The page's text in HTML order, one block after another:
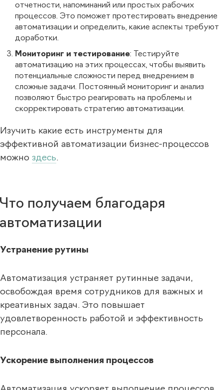
отчетности, напоминаний или простых рабочих
процессов. Это поможет протестировать внедрение
автоматизации и определить, какие аспекты требуют
доработки.
Мониторинг и тестирование: Тестируйте
автоматизацию на этих процессах, чтобы выявить
потенциальные сложности перед внедрением в
сложные задачи. Постоянный мониторинг и анализ
позволяют быстро реагировать на проблемы и
скорректировать стратегию автоматизации.
Изучить какие есть инструменты для
эффективной автоматизации бизнес-процессов
можно здесь.
Что получаем благодаря
автоматизации
Устранение рутины
Автоматизация устраняет рутинные задачи,
освобождая время сотрудников для важных и
креативных задач. Это повышает
удовлетворенность работой и эффективность
персонала.
Ускорение выполнения процессов